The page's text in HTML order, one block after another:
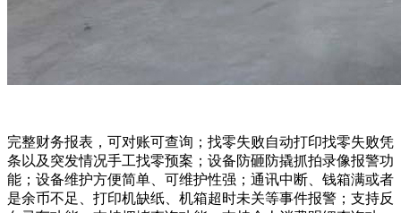
完整财务报表，可对账可查询；找零失败自动打印找零失败凭
条以及突发情况手工找零预案；设备防砸防撬抓拍录像报警功
能；设备维护方便简单、可维护性强；通讯中断、钱箱满或者
是余币不足、打印机缺纸、机箱超时未关等事件报警；支持反